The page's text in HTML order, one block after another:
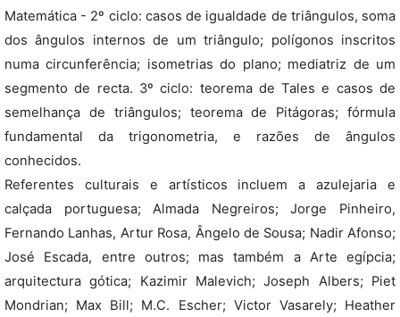
Matemática - 2º ciclo: casos de igualdade de triângulos, soma
dos ângulos internos de um triângulo; polígonos inscritos
numa circunferência; isometrias do plano; mediatriz de um
segmento de recta. 3º ciclo: teorema de Tales e casos de
semelhança de triângulos; teorema de Pitágoras; fórmula
fundamental da trigonometria, e razões de ângulos
conhecidos.
Referentes culturais e artísticos incluem a azulejaria e
calçada portuguesa; Almada Negreiros; Jorge Pinheiro,
Fernando Lanhas, Artur Rosa, Ângelo de Sousa; Nadir Afonso;
José Escada, entre outros; mas também a Arte egípcia;
arquitectura gótica; Kazimir Malevich; Joseph Albers; Piet
Mondrian; Max Bill; M.C. Escher; Victor Vasarely; Heather